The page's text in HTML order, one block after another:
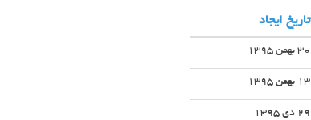
تاریخ ایجاد
30 بهمن 1395
13 بهمن 1395
29 دی 1395